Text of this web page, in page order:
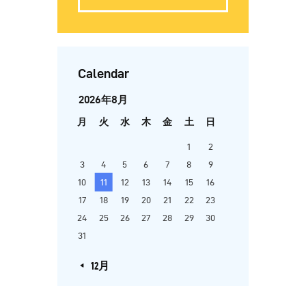
Calendar
2026年8月
月 火 水 木 金 土 日
1
2
3
4 5 6 7 8
9
10
11 12 13 14 15
16
17
18 19 20 21 22
23
24
25 26 27 28 29
30
31
« 12月